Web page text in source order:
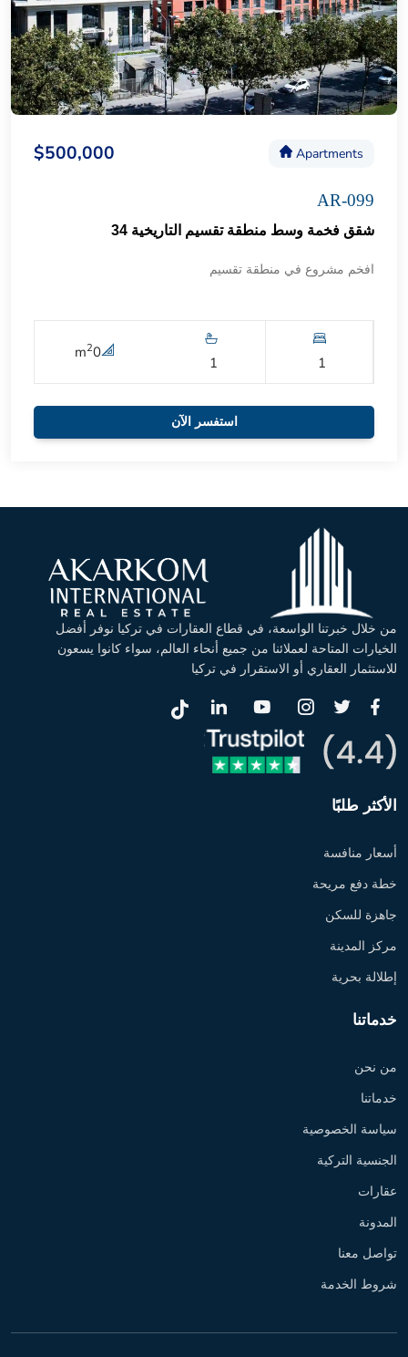
Apartments
$500,000
AR-099
شقق فخمة وسط منطقة تقسيم التاريخية 34
افخم مشروع في منطقة تقسيم
1
1
0
m2
استفسر الآن
من خلال خبرتنا الواسعة، في قطاع العقارات في تركيا نوفر أفضل
الخيارات المتاحة لعملائنا من جميع أنحاء العالم، سواء كانوا يسعون
للاستثمار العقاري أو الاستقرار في تركيا
الأكثر طلبًا
أسعار منافسة
خطة دفع مريحة
جاهزة للسكن
مركز المدينة
إطلالة بحرية
خدماتنا
من نحن
خدماتنا
سياسة الخصوصية
الجنسية التركية
عقارات
المدونة
تواصل معنا
شروط الخدمة